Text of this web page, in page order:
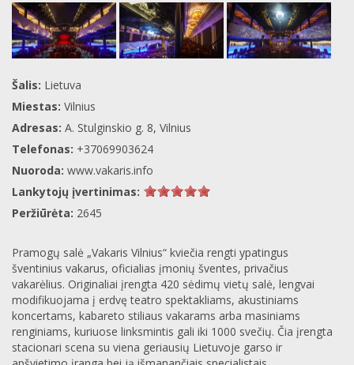
Šalis: Lietuva
Miestas: Vilnius
Adresas: A. Stulginskio g. 8, Vilnius
Telefonas: +37069903624
Nuoroda: www.vakaris.info
Lankytojų įvertinimas:
Peržiūrėta: 2645
Pramogų salė „Vakaris Vilnius“ kviečia rengti ypatingus
šventinius vakarus, oficialias įmonių šventes, privačius
vakarėlius. Originaliai įrengta 420 sėdimų vietų salė, lengvai
modifikuojama į erdvę teatro spektakliams, akustiniams
koncertams, kabareto stiliaus vakarams arba masiniams
renginiams, kuriuose linksmintis gali iki 1000 svečių. Čia įrengta
stacionari scena su viena geriausių Lietuvoje garso ir